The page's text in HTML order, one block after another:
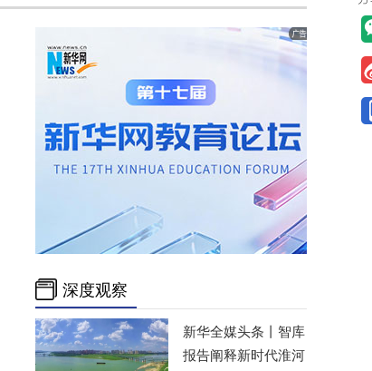
深度观察
新华全媒头条丨 智库
报告阐释新时代淮河